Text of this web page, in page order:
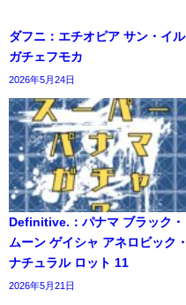
ダフニ：エチオピア サン・イル
ガチェフモカ
2026年5月24日
Definitive.：パナマ ブラック・
ムーン ゲイシャ アネロビック・
ナチュラル ロット 11
2026年5月21日